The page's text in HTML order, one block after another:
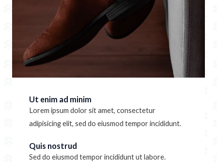
Ut enim ad minim
Lorem ipsum dolor sit amet, consectetur
adipisicing elit, sed do eiusmod tempor incididunt.
Quis nostrud
Sed do eiusmod tempor incididunt ut labore.